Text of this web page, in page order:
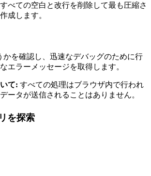
べての空白と改行を削除して最も圧縮さ
成します。
かを確認し、迅速なデバッグのために行
エラーメッセージを取得します。
て: すべての処理はブラウザ内で行われ
ータが送信されることはありません。
を探索